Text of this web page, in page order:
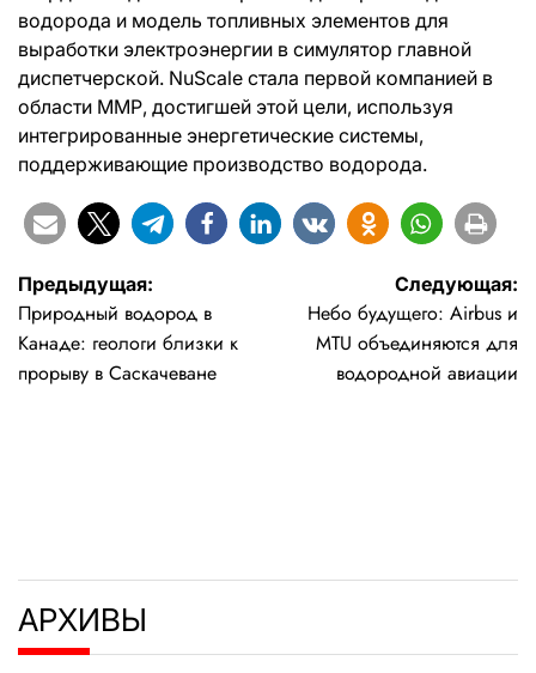
водорода и модель топливных элементов для
выработки электроэнергии в симулятор главной
диспетчерской. NuScale стала первой компанией в
области ММР, достигшей этой цели, используя
интегрированные энергетические системы,
поддерживающие производство водорода.
Навигация
по
записям
Предыдущая:
Природный водород в
Канаде: геологи близки к
прорыву в Саскачеване
Следующая:
Небо будущего: Airbus и
MTU объединяются для
водородной авиации
АРХИВЫ